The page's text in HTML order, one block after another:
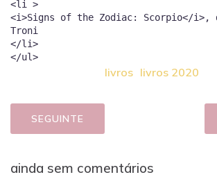
livros livros 2020
SEGUINTE
ainda sem comentários